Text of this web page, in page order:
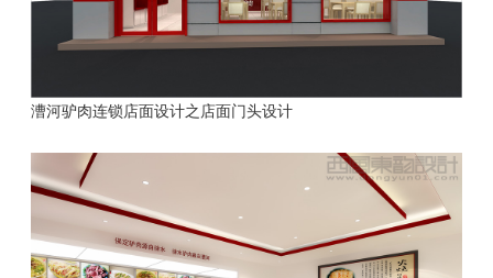
漕河驴肉连锁店面设计之店面门头设计